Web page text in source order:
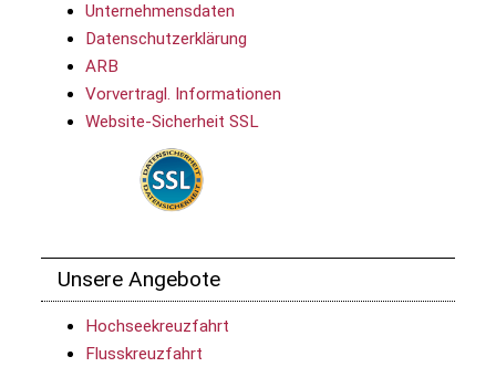
Unternehmensdaten
Datenschutzerklärung
ARB
Vorvertragl. Informationen
Website-Sicherheit SSL
Unsere Angebote
Hochseekreuzfahrt
Flusskreuzfahrt